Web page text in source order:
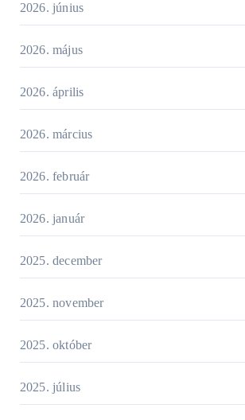
2026. június
2026. május
2026. április
2026. március
2026. február
2026. január
2025. december
2025. november
2025. október
2025. július